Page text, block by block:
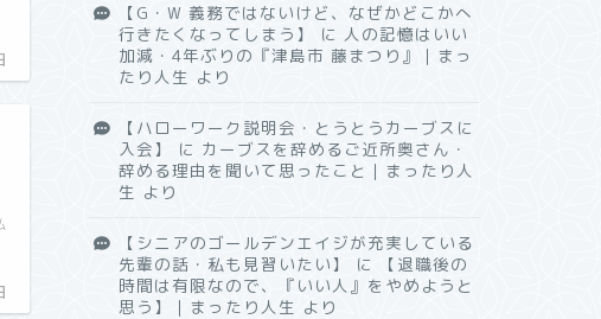
【G・W 義務ではないけど、なぜかどこかへ
行きたくなってしまう】
に 人の記憶はいい
加減・4年ぶりの『津島市 藤まつり』｜まっ
たり人生 より
【ハローワーク説明会・とうとうカーブスに
入会】
に カーブスを辞めるご近所奥さん・
辞める理由を聞いて思ったこと｜まったり人
生 より
【シニアのゴールデンエイジが充実している
先輩の話・私も見習いたい】
に
【退職後の
時間は有限なので、『いい人』をやめようと
思う】｜まったり人生 より